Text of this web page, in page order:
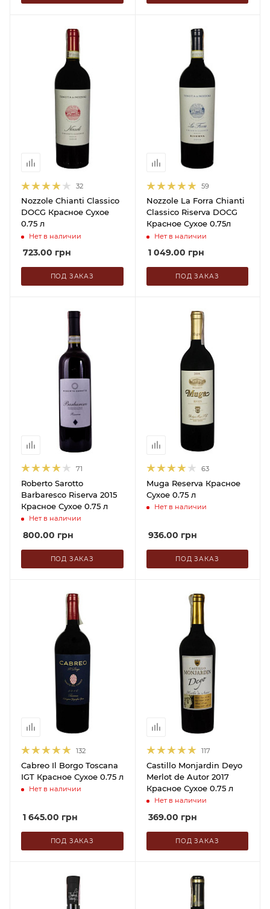
32
Nozzole Chianti Classico
DOCG Красное Сухое
0.75 л
Нет в наличии
723.00 грн
ПОД ЗАКАЗ
59
Nozzole La Forra Chianti
Classico Riserva DOCG
Красное Сухое 0.75л
Нет в наличии
1 049.00 грн
ПОД ЗАКАЗ
71
Roberto Sarotto
Barbaresco Riserva 2015
Красное Сухое 0.75 л
Нет в наличии
800.00 грн
ПОД ЗАКАЗ
63
Muga Reserva Красное
Сухое 0.75 л
Нет в наличии
936.00 грн
ПОД ЗАКАЗ
132
Cabreo Il Borgo Toscana
IGT Красное Сухое 0.75 л
Нет в наличии
1 645.00 грн
ПОД ЗАКАЗ
117
Castillo Monjardin Deyo
Merlot de Autor 2017
Красное Сухое 0.75 л
Нет в наличии
369.00 грн
ПОД ЗАКАЗ